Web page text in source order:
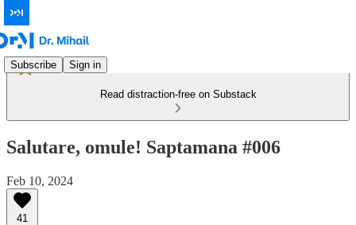
Subscribe Sign in
Read distraction-free on Substack
Salutare, omule! Saptamana #006
Feb 10, 2024
41